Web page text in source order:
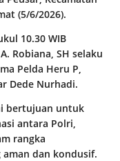
(5/6/2026).
10.30 WIB
Robiana, SH selaku
Pelda Heru P,
Dede Nurhadi.
bertujuan untuk
antara Polri,
rangka
dan kondusif.